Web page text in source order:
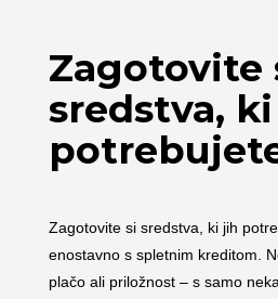
Zagotovite
sredstva,
Zagotovite si sredstva, ki jih
enostavno s spletnim kreditom.
plačo ali priložnost – s samo